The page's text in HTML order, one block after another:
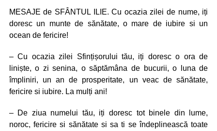
MESAJE de SFÂNTUL ILIE. Cu ocazia zilei de nume, iți
doresc un munte de sănătate, o mare de iubire si un
ocean de fericire!
– Cu ocazia zilei Sfințișorului tău, iți doresc o ora de
liniște, o zi senina, o săptămâna de bucurii, o luna de
împliniri, un an de prosperitate, un veac de sănătate,
fericire si iubire. La mulți ani!
– De ziua numelui tău, iți doresc tot binele din lume,
noroc, fericire si sănătate si sa ti se îndeplinească toate